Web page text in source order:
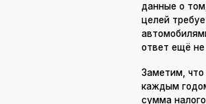
данные о
целей
ответ ещё не
Заметим, что
каждым
сумма